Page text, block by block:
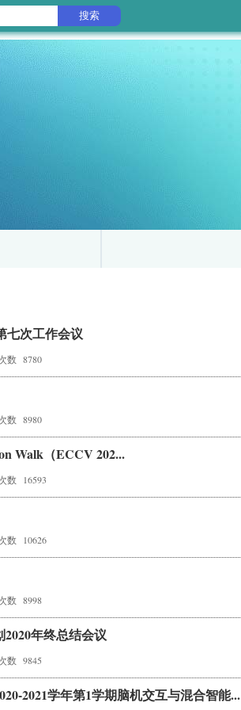
搜索
七次工作会议
数 8780
数 8980
Walk（ECCV 202...
数 16593
数 10626
数 8998
年终总结会议
数 9845
2021学年第1学期脑机交互与混合智能...